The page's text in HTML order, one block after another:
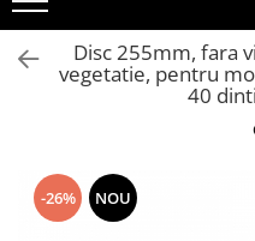
Accesorii uscatoare rufe
Aparate electrocasnice &
Aparate si accesorii
de contact
Perii de par si piepteni
Disc 255mm, fara
vegetatie, pentru
40
-26% NOU